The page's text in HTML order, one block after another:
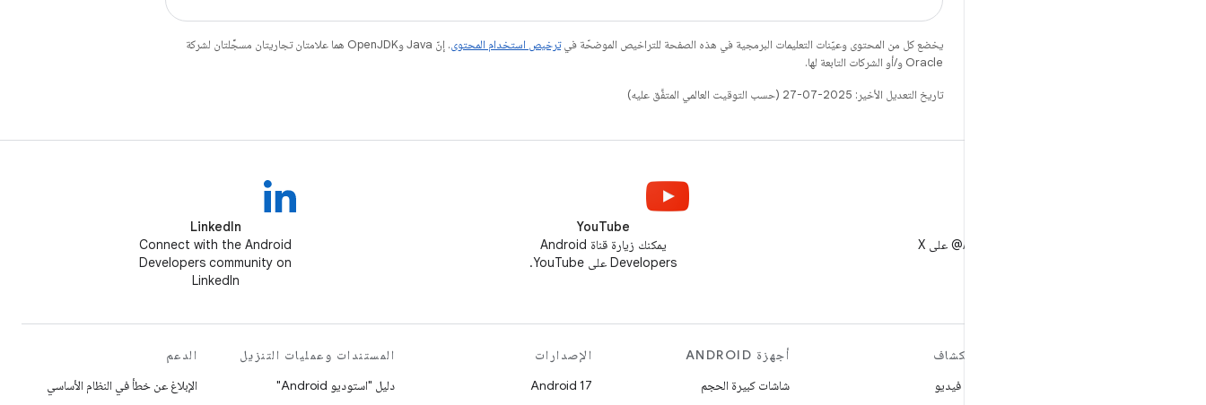
يخضع كل من المحتوى وعيّنات التعليمات البرمجية في هذه الصفحة للتراخيص الموضحّة فيترخيص استخدام المحتوى
. إنّ Java وOpenJDK هما علامتان تجاريتان مسجَّلتان لشركة
Oracle و/أو الشركات التابعة لها.
تاريخ التعديل الأخير: 2025-07-27 (حسب التوقيت العالمي المتفَّق عليه)
YouTube
يمكنك زيارة قناة Android
Developers على YouTube.
LinkedIn
Connect with the Android
Developers community on
LinkedIn
استكشاف
ألعاب فيديو
أجهزة ANDROID
شاشات كبيرة الحجم
الإصدارات
Android 17
المستندات وعمليات التنزيل
دليل "استوديو Android"
الدعم
الإبلاغ عن خطأ في النظام الأساسي